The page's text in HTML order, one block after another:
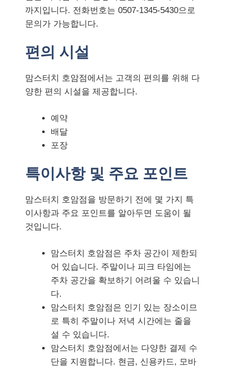
까지입니다. 전화번호는 0507-1345-5430으로
문의가 가능합니다.
편의 시설
맘스터치 호암점에서는 고객의 편의를 위해 다
양한 편의 시설을 제공합니다.
예약
배달
포장
특이사항 및 주요 포인트
맘스터치 호암점을 방문하기 전에 몇 가지 특
이사항과 주요 포인트를 알아두면 도움이 될
것입니다.
맘스터치 호암점은 주차 공간이 제한되
어 있습니다. 주말이나 피크 타임에는
주차 공간을 확보하기 어려울 수 있습니
다.
맘스터치 호암점은 인기 있는 장소이므
로 특히 주말이나 저녁 시간에는 줄을
설 수 있습니다.
맘스터치 호암점에서는 다양한 결제 수
단을 지원합니다. 현금, 신용카드, 모바